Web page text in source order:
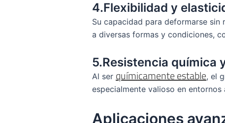
4.Flexibilidad y
Su capacidad para deformarse
a diversas formas y condiciones,
5.Resistencia química
Al ser químicamente estable, el
especialmente valioso en
Aplicaciones